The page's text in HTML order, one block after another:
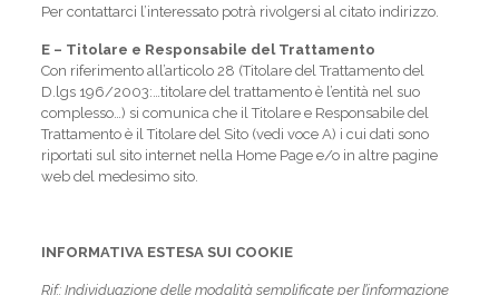
Per contattarci l’interessato potrà rivolgersi al citato indirizzo.
E – Titolare e Responsabile del Trattamento
Con riferimento all’articolo 28 (Titolare del Trattamento del
D.lgs 196/2003:…titolare del trattamento è l’entità nel suo
complesso…) si comunica che il Titolare e Responsabile del
Trattamento è il Titolare del Sito (vedi voce A) i cui dati sono
riportati sul sito internet nella Home Page e/o in altre pagine
web del medesimo sito.
INFORMATIVA ESTESA SUI COOKIE
Rif.: Individuazione delle modalità semplificate per l’informazione